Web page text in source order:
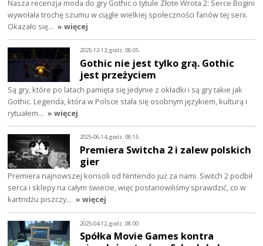
Nasza recenzja moda do gry Gothic o tytule Złote Wrota 2: Serce Bogini
wywołała trochę szumu w ciągle wielkiej społeczności fanów tej serii.
Okazało się… » więcej
2025-12-13, godz. 08:05
Gothic nie jest tylko grą. Gothic
jest przeżyciem
Są gry, które po latach pamięta się jedynie z okładki i są gry takie jak
Gothic. Legenda, która w Polsce stała się osobnym językiem, kulturą i
rytuałem… » więcej
2025-06-14, godz. 08:15
Premiera Switcha 2 i zalew polskich
gier
Premiera najnowszej konsoli od Nintendo już za nami. Switch 2 podbił
serca i sklepy na całym świecie, więc postanowiliśmy sprawdzić, co w
kartridżu piszczy… » więcej
2025-04-12, godz. 08:00
Spółka Movie Games kontra